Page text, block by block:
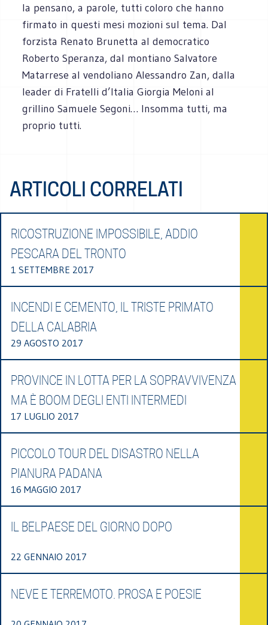
la pensano, a parole, tutti coloro che hanno
firmato in questi mesi mozioni sul tema. Dal
forzista Renato Brunetta al democratico
Roberto Speranza, dal montiano Salvatore
Matarrese al vendoliano Alessandro Zan, dalla
leader di Fratelli d’Italia Giorgia Meloni al
grillino Samuele Segoni… Insomma tutti, ma
proprio tutti.
ARTICOLI CORRELATI
RICOSTRUZIONE IMPOSSIBILE, ADDIO
PESCARA DEL TRONTO
1 SETTEMBRE 2017
INCENDI E CEMENTO, IL TRISTE PRIMATO
DELLA CALABRIA
29 AGOSTO 2017
PROVINCE IN LOTTA PER LA SOPRAVVIVENZA
MA È BOOM DEGLI ENTI INTERMEDI
17 LUGLIO 2017
PICCOLO TOUR DEL DISASTRO NELLA
PIANURA PADANA
16 MAGGIO 2017
IL BELPAESE DEL GIORNO DOPO
22 GENNAIO 2017
NEVE E TERREMOTO. PROSA E POESIE